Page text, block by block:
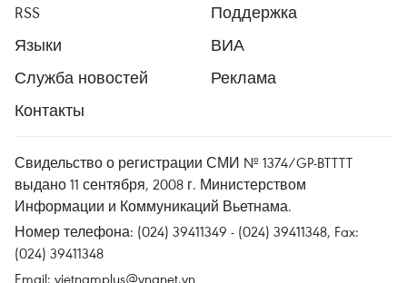
RSS
Поддержка
Языки
ВИА
Служба новостей
Реклама
Контакты
Свидельство о регистрации СМИ № 1374/GP-BTTTT
выдано 11 сентября, 2008 г. Министерством
Информации и Коммуникаций Вьетнама.
Номер телефона: (024) 39411349 - (024) 39411348, Fax:
(024) 39411348
Email: vietnamplus@vnanet.vn